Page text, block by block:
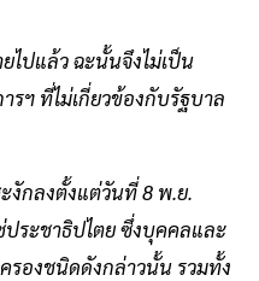
ไปแล้ว ฉะนั้นจึงไม่เป็น
รฯ ที่ไม่เกี่ยวข้องกับรัฐบาล
งักลงตั้งแต่วันที่ 8 พ.ย.
ระชาธิปไตย ซึ่งบุคคลและ
องชนิดดังกล่าวนั้น รวมทั้ง